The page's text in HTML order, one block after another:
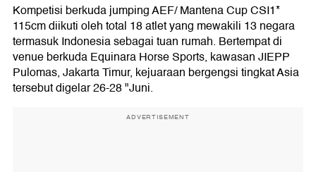
Kompetisi berkuda jumping AEF/ Mantena Cup CSI1*
115cm diikuti oleh total 18 atlet yang mewakili 13 negara
termasuk Indonesia sebagai tuan rumah. Bertempat di
venue berkuda Equinara Horse Sports, kawasan JIEPP
Pulomas, Jakarta Timur, kejuaraan bergengsi tingkat Asia
tersebut digelar 26-28 "Juni.
ADVERTISEMENT